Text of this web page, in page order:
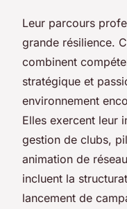
Leur parcours
grande résilience.
combinent
stratégique et
environnement
Elles exercent leur
gestion de clubs,
animation de
incluent la
lancement de